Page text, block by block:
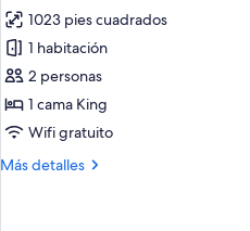
Room
/120sqm)
de
Suite,
para
no
fumadores
Suite
1023 pies cuadrados
1 habitación
2 personas
1 cama King
Wifi gratuito
Más detalles
Más